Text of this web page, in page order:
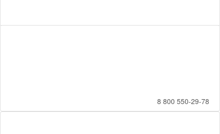
8 800 550-29-78